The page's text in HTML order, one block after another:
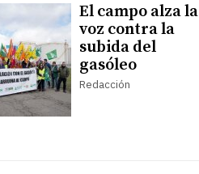
El campo alza la
voz contra la
subida del
gasóleo
Redacción